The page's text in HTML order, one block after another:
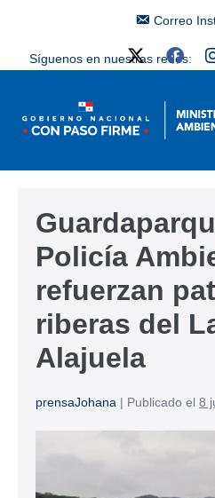
Correo
Síguenos en nuestras redes:
Policía
refuerzan
riberas del
Alajuela
prensaJohana | Publicado el 8